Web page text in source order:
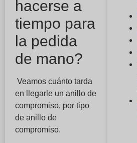
hacerse a
tiempo para
la pedida
de mano?
Veamos cuánto tarda
en llegarle un anillo de
compromiso, por tipo
de anillo de
compromiso.